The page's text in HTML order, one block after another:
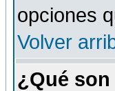
opciones
Volver
¿Qué